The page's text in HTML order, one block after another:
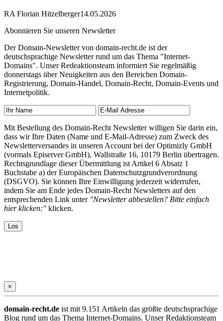
RA Florian Hitzelberger14.05.2026
Abonnieren Sie unseren Newsletter
Der Domain-Newsletter von domain-recht.de ist der
deutschsprachige Newsletter rund um das Thema "Internet-
Domains". Unser Redeaktionsteam informiert Sie regelmäßig
donnerstags über Neuigkeiten aus den Bereichen Domain-
Registrierung, Domain-Handel, Domain-Recht, Domain-Events und
Internetpolitik.
Mit Bestellung des Domain-Recht Newsletter willigen Sie darin ein,
dass wir Ihre Daten (Name und E-Mail-Adresse) zum Zweck des
Newsletterversandes in unseren Account bei der Optimizly GmbH
(vormals Episerver GmbH), Wallstraße 16, 10179 Berlin übertragen.
Rechtsgrundlage dieser Übermittlung ist Artikel 6 Absatz 1
Buchstabe a) der Europäischen Datenschutzgrundverordnung
(DSGVO). Sie können Ihre Einwilligung jederzeit widerrufen,
indem Sie am Ende jedes Domain-Recht Newsletters auf den
entsprechenden Link unter "Newsletter abbestellen? Bitte einfach
hier klicken:" klicken.
×
domain-recht.de ist mit 9.151 Artikeln das größte deutschsprachige
Blog rund um das Thema Internet-Domains. Unser Redaktionsteam